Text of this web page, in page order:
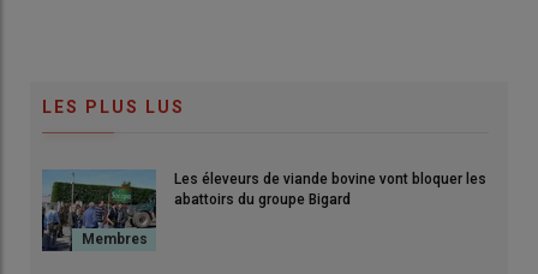
LES PLUS LUS
Les éleveurs de viande bovine vont bloquer les
abattoirs du groupe Bigard